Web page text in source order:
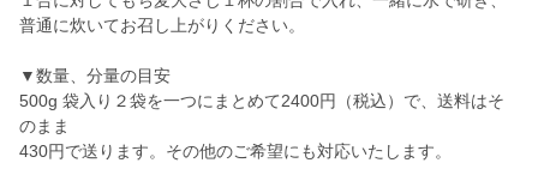
普通に炊いてお召し上がりください。
▼数量、分量の目安
500g 袋入り２袋を一つにまとめて2400円（税込）で、送料はそ
のまま
430円で送ります。その他のご希望にも対応いたします。